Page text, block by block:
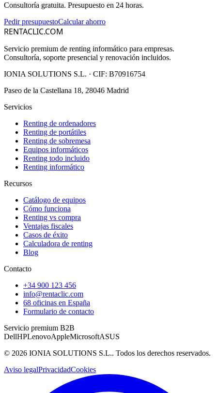
Consultoría gratuita. Presupuesto en 24 horas.
Pedir presupuestoCalcular ahorro
RENTACLIC.COM
Servicio premium de renting informático para empresas.
Consultoría, soporte presencial y renovación incluidos.
IONIA SOLUTIONS S.L. · CIF: B70916754
Paseo de la Castellana 18, 28046 Madrid
Servicios
Renting de ordenadores
Renting de portátiles
Renting de sobremesa
Equipos informáticos
Renting todo incluido
Renting informático
Recursos
Catálogo de equipos
Cómo funciona
Renting vs compra
Ventajas fiscales
Casos de éxito
Calculadora de renting
Blog
Contacto
+34 900 123 456
info@rentaclic.com
68 oficinas en España
Formulario de contacto
Servicio premium B2B
DellHPLenovoAppleMicrosoftASUS
© 2026 IONIA SOLUTIONS S.L.. Todos los derechos reservados.
Aviso legalPrivacidadCookies